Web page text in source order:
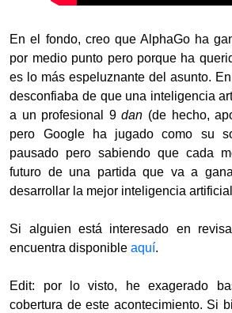
En el fondo, creo que AlphaGo ha
por medio punto pero porque ha
es lo más espeluznante del asunto.
desconfiaba de que una inteligencia
a un profesional 9dan (de hecho,
pero Google ha jugado como su
pausado pero sabiendo que cada
futuro de una partida que va a
desarrollar la mejor inteligencia
Si alguien está interesado en
encuentra disponibleaquí.
Edit: por lo visto, he exagerado
cobertura de este acontecimiento. Si